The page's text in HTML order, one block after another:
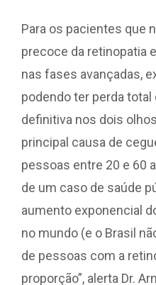
Para os pacientes que
precoce da retinopatia
nas fases avançadas,
podendo ter perda total
definitiva nos dois
principal causa de
pessoas entre 20 e 60
de um caso de saúde
aumento exponencial
no mundo (e o Brasil
de pessoas com a
proporção”, alerta Dr.